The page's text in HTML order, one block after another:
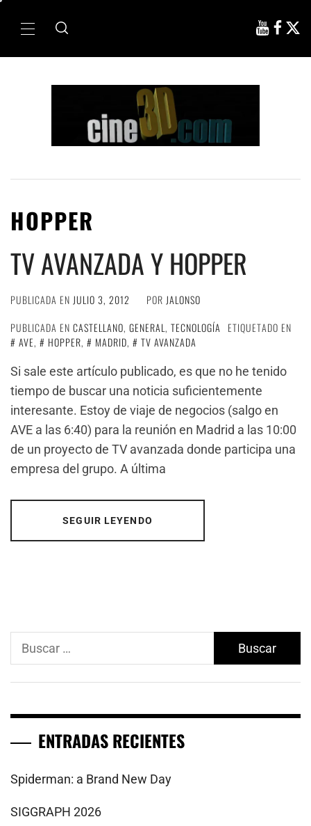
Menú
HOPPER
TV AVANZADA Y HOPPER
PUBLICADA EN JULIO 3, 2012 POR JALONSO
PUBLICADA EN CASTELLANO, GENERAL, TECNOLOGÍA
ETIQUETADO EN
AVE, HOPPER, MADRID,
TV AVANZADA
Si sale este artículo publicado, es que no he tenido
tiempo de buscar una noticia suficientemente
interesante. Estoy de viaje de negocios (salgo en
AVE a las 6:40) para la reunión en Madrid a las 10:00
de un proyecto de TV avanzada donde participa una
empresa del grupo. A última
SEGUIR LEYENDO
Buscar:
ENTRADAS RECIENTES
Spiderman: a Brand New Day
SIGGRAPH 2026